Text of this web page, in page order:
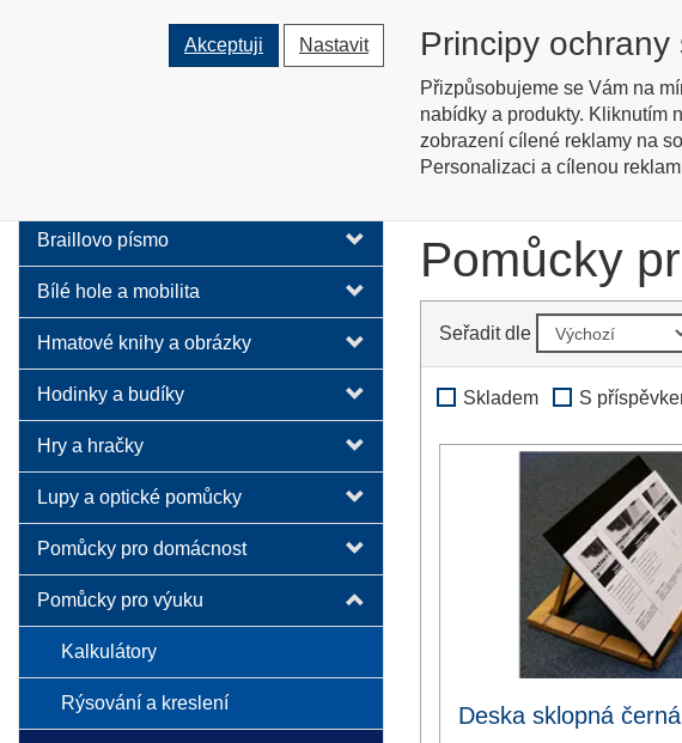
Akceptuji Nastavit Principy ochrany
Přizpůsobujeme se Vám na
nabídky a produkty. Kliknutím
zobrazení cílené reklamy na
Personalizaci a cílenou
Tyflopomůcky
Prodej zboží pro zrakově postižené
O nás Kontakty
Braillovo písmo
Bílé hole a mobilita
Hmatové knihy a obrázky
Hodinky a budíky
Hry a hračky
Lupy a optické pomůcky
Pomůcky pro domácnost
Pomůcky pro výuku
Kalkulátory
Rýsování a kreslení
Pomůcky
Seřadit dle
Skladem S
Deska sklopná